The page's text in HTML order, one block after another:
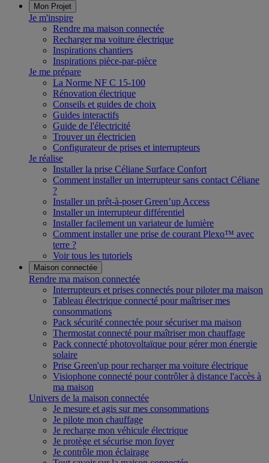
Mon Projet
Je m'inspire
Rendre ma maison connectée
Recharger ma voiture électrique
Inspirations chantiers
Inspirations pièce-par-pièce
Je me prépare
La Norme NF C 15-100
Rénovation électrique
Conseils et guides de choix
Guides interactifs
Guide de l'électricité
Trouver un électricien
Configurateur de prises et interrupteurs
Je réalise
Installer la prise Céliane Surface Confort
Comment installer un interrupteur sans contact Céliane
?
Installer un prêt-à-poser Green’up Access
Installer un interrupteur différentiel
Installer facilement un variateur de lumière
Comment installer une prise de courant Plexo™ avec
terre ?
Voir tous les tutoriels
Maison connectée
Rendre ma maison connectée
Interrupteurs et prises connectés pour piloter ma maison
Tableau électrique connecté pour maîtriser mes
consommations
Pack sécurité connectée pour sécuriser ma maison
Thermostat connecté pour maîtriser mon chauffage
Pack connecté photovoltaïque pour gérer mon énergie
solaire
Prise Green'up pour recharger ma voiture électrique
Visiophone connecté pour contrôler à distance l'accès à
ma maison
Univers de la maison connectée
Je mesure et agis sur mes consommations
Je pilote mon chauffage
Je recharge mon véhicule électrique
Je protège et sécurise mon foyer
Je contrôle mon éclairage